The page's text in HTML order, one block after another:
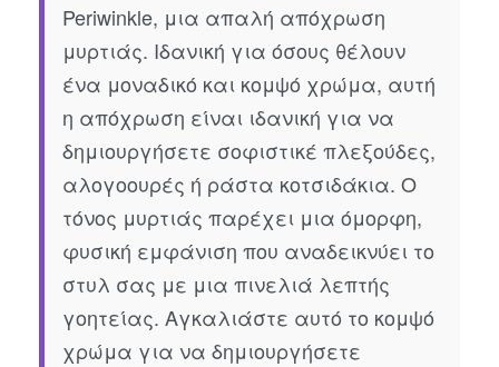
Periwinkle, μια απαλή απόχρωση
μυρτιάς. Ιδανική για όσους θέλουν
ένα μοναδικό και κομψό χρώμα, αυτή
η απόχρωση είναι ιδανική για να
δημιουργήσετε σοφιστικέ πλεξούδες,
αλογοουρές ή ράστα κοτσιδάκια. Ο
τόνος μυρτιάς παρέχει μια όμορφη,
φυσική εμφάνιση που αναδεικνύει το
στυλ σας με μια πινελιά λεπτής
γοητείας. Αγκαλιάστε αυτό το κομψό
χρώμα για να δημιουργήσετε